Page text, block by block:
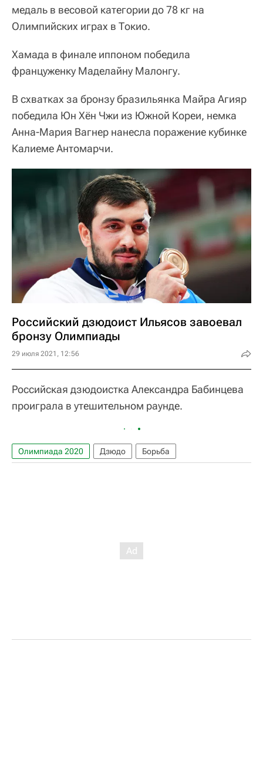
медаль в весовой категории до 78 кг на
Олимпийских играх в Токио.
Хамада в финале иппоном победила
француженку Маделайну Малонгу.
В схватках за бронзу бразильянка Майра Агияр
победила Юн Хён Чжи из Южной Кореи, немка
Анна-Мария Вагнер нанесла поражение кубинке
Калиеме Антомарчи.
Российский дзюдоист Ильясов завоевал
бронзу Олимпиады
29 июля 2021, 12:56
Российская дзюдоистка Александра Бабинцева
проиграла в утешительном раунде.
Олимпиада 2020 Дзюдо Борьба